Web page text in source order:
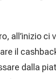
all’inizio ci
il
dalla